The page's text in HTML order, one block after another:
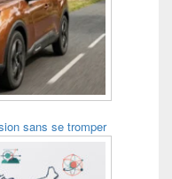
sans se tromper